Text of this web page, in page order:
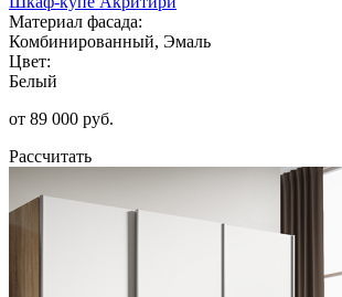
Материал фасада:
Комбинированный, Эмаль
Цвет:
Белый
от 89 000 руб.
Рассчитать